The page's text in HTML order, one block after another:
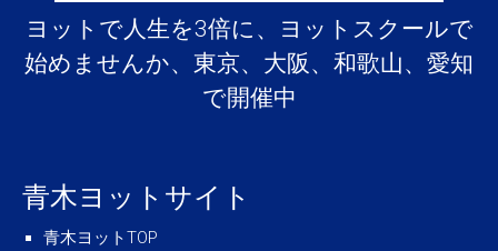
ヨットで人生を3倍に、ヨットスクールで
始めませんか、東京、大阪、和歌山、愛知
で開催中
青木ヨットサイト
青木ヨットTOP